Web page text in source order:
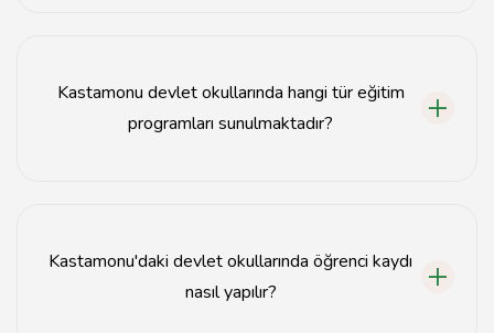
Kastamonu devlet okullarında hangi tür eğitim
programları sunulmaktadır?
Kastamonu'daki devlet okullarında öğrenci kaydı
nasıl yapılır?